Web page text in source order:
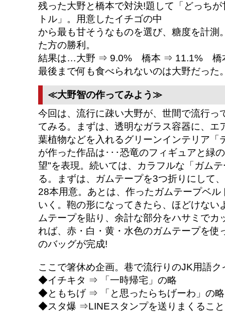
残った大野と橋本で対決!題して「どっち
トル」。用意したイチゴの中
から最も甘そうなものを選び、糖度を計測
た方の勝利。
結果は…大野 ⇒ 9.0% 橋本 ⇒ 11.1% 橋
最後まで何も食べられないのは大野だった
≪大野智の作ってみよう≫
今回は、流行に疎い大野が、世間で流行っ
てみる。まずは、透明なガラス容器に、エ
葉植物などを入れるグリーンインテリア「
が作った作品は･･･恐竜のフィギュアと緑
望"を表現。続いては、カラフルな「ガム
る。まずは、ガムテープを3つ折りにして
28本用意。あとは、作ったガムテープベル
いく。鞄の形になってきたら、ほどけない
ムテープを貼り、余計な部分をハサミでカ
れば、赤・白・黄・水色のガムテープを使
のバッグが完成!
ここで箸休め企画。巷で流行りのJK用語ク
◆イチキタ ⇒ 「一時帰宅」の略
◆ともちげ ⇒ 「と思ったらちげーわ」の略
◆スタ爆 ⇒LINEスタンプを送りまくること